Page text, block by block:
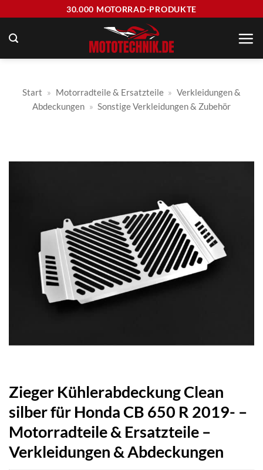
springen
30.000 MOTORRAD-PRODUKTE
Start » Motorradteile & Ersatzteile » Verkleidungen &
Abdeckungen » Sonstige Verkleidungen & Zubehör
Zieger Kühlerabdeckung Clean
silber für Honda CB 650 R 2019- –
Motorradteile & Ersatzteile –
Verkleidungen & Abdeckungen